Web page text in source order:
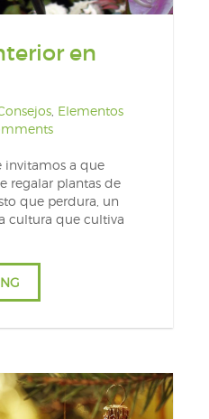
en
Elementos
invitamos a que
regalar plantas de
que perdura, un
cultura que cultiva